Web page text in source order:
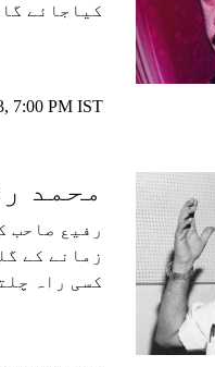
کیاجائے گا۔
7:00 PM IST
محمد
رفیع صاحب
زمانے کے
کسی راہ